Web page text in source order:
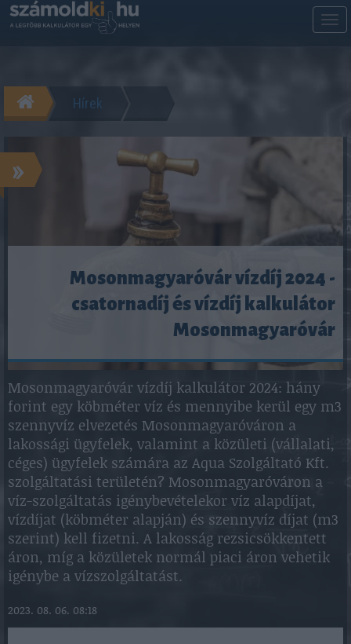
Hírek
»
Mosonmagyaróvár vízdíj 2024 -
csatornadíj és vízdíj kalkulátor
Mosonmagyaróvár
Mosonmagyaróvár vízdíj kalkulátor 2024: hány
forint egy köbméter víz és mennyibe kerül egy m3
szennyvíz elvezetés Mosonmagyaróváron a
lakossági ügyfelek, valamint a közületi (vállalati,
céges) ügyfelek számára az Aqua Szolgáltató Kft.
szolgáltatási területén? Mosonmagyaróváron a
víz-szolgáltatás igénybevételekor víz alapdíjat,
vízdíjat (köbméter alapján) és szennyvíz díjat (m3
szerint) kell fizetni. A lakosság rezsicsökkentett
áron, míg a közületek normál piaci áron vehetik
igénybe a vízszolgáltatást.
2023. 08. 06. 08:18